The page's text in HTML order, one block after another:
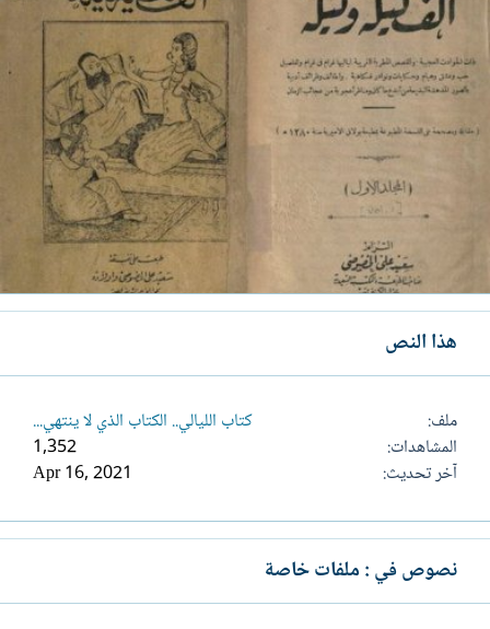
هذا النص
ملف
كتاب الليالي.. الكتاب الذي لا ينتهي...
المشاهدات
1,352
آخر تحديث
Apr 16, 2021
نصوص في : ملفات خاصة